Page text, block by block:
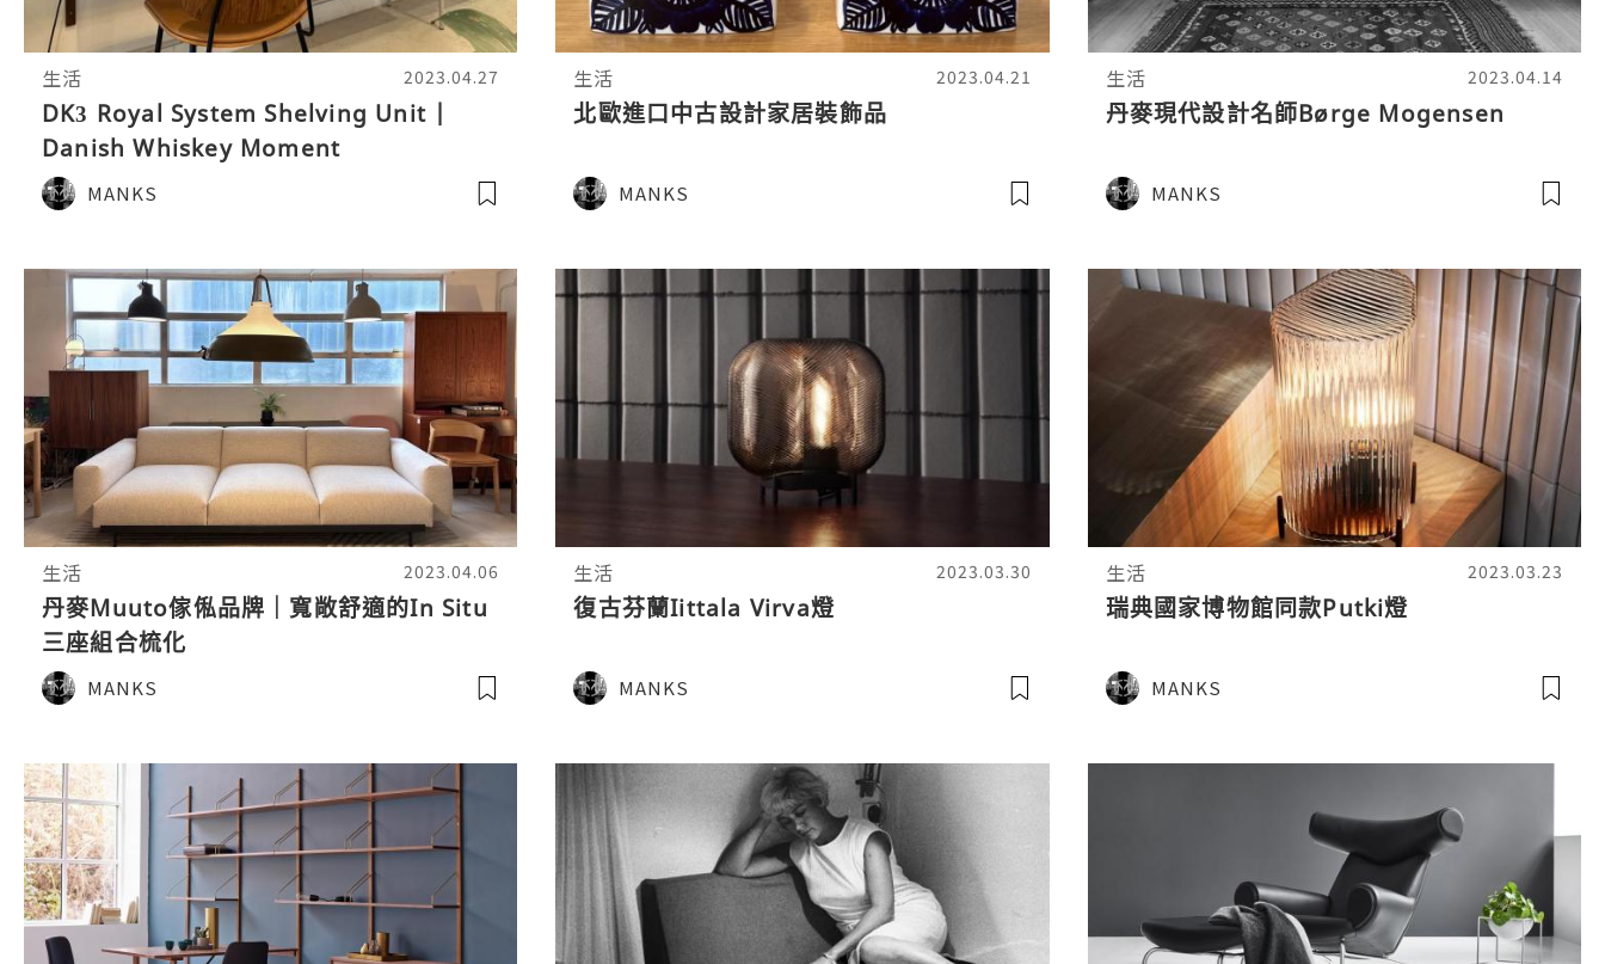
生活 2023.04.27
DK3 Royal System Shelving Unit |
Danish Whiskey Moment
MANKS
生活 2023.04.21
北歐進口中古設計家居裝飾品
MANKS
生活 2023.04.14
丹麥現代設計名師Børge Mogensen
MANKS
生活 2023.04.06
丹麥Muuto傢俬品牌｜寬敞舒適的In Situ
三座組合梳化
MANKS
生活 2023.03.30
復古芬蘭Iittala Virva燈
MANKS
生活 2023.03.23
瑞典國家博物館同款Putki燈
MANKS